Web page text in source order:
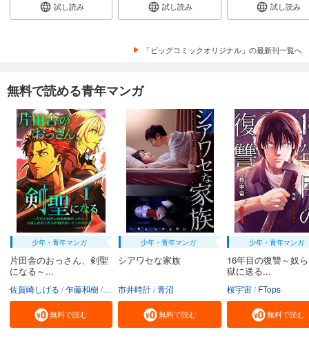
試し読み 試し読み 試し読み
「ビッグコミックオリジナル」の最新刊一覧へ
無料で読める青年マンガ
少年・青年マンガ
片田舎のおっさん、剣聖
になる～...
佐賀崎しげる 乍藤和樹 鍋島テツヒロ
無料で読む
少年・青年マンガ
シアワセな家族
市井時計 青沼
無料で読む
少年・青年マンガ
16年目の復讐～奴
獄に送る...
桜宇宙 FTops
無料で読む